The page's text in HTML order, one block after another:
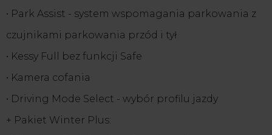
• Park Assist - system wspomagania parkowania z
czujnikami parkowania przód i tył
• Kessy Full bez funkcji Safe
• Kamera cofania
• Driving Mode Select - wybór profilu jazdy
+ Pakiet Winter Plus: